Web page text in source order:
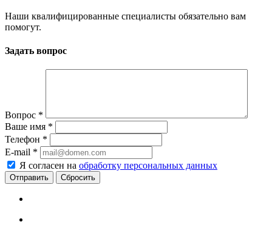
Наши квалифицированные специалисты обязательно вам
помогут.
Задать вопрос
Вопрос *
Ваше имя *
Телефон *
E-mail *
Я согласен на обработку персональных данных
Сбросить